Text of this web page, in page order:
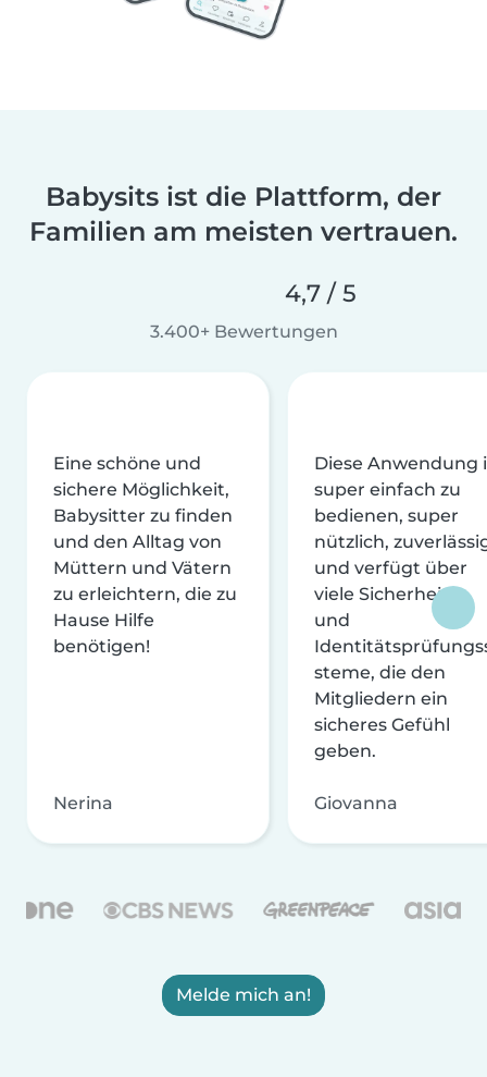
Babysits ist die Plattform, der
Familien am meisten vertrauen.
4,7 / 5
3.400+ Bewertungen
Eine schöne und
sichere Möglichkeit,
Babysitter zu finden
und den Alltag von
Müttern und Vätern
zu erleichtern, die zu
Hause Hilfe
benötigen!
Nerina
Diese Anwendung
super einfach zu
bedienen, super
nützlich,
und verfügt über
viele Sicherheits-
und
steme, die den
Mitgliedern ein
sicheres Gefühl
geben.
Giovanna
Melde mich an!